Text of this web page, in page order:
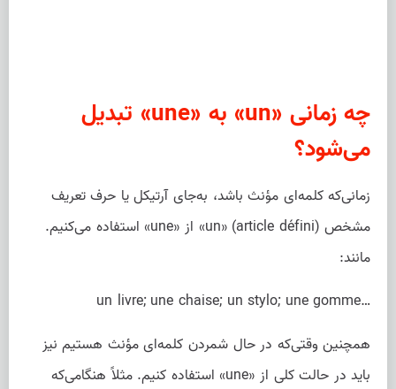
چه زمانی «un» به «une» تبدیل
‌می‌شود؟
زمانی‌که کلمه‌ای مؤنث باشد، به‌جای آرتیکل یا حرف تعریف
مشخص (article défini) «un» از «une» استفاده می‌کنیم.
مانند:
un livre; une chaise; un stylo; une gomme…
همچنین وقتی‌که در حال شمردن کلمه‌ای مؤنث هستیم نیز
باید در حالت کلی از «une» استفاده کنیم. مثلاً هنگامی‌که